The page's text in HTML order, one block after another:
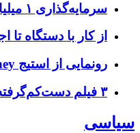
سرمایه‌گذاری ۱ میلیارد دلاری انویدیا در پروژه هوش مصنوعی ناور
از کار با دستگاه
رونمایی از استیج Smart Money در رویداد تک‌کرانچ دیسراپ ۲۰۲۶؛ بررسی آینده فین‌تک، پرداخت‌ ها و هوش مصنوعی
۳ فیلم دست‌کم‌گرفته‌شده اپل تی وی که این آخر هفته باید تماشا کنید
سیاسی